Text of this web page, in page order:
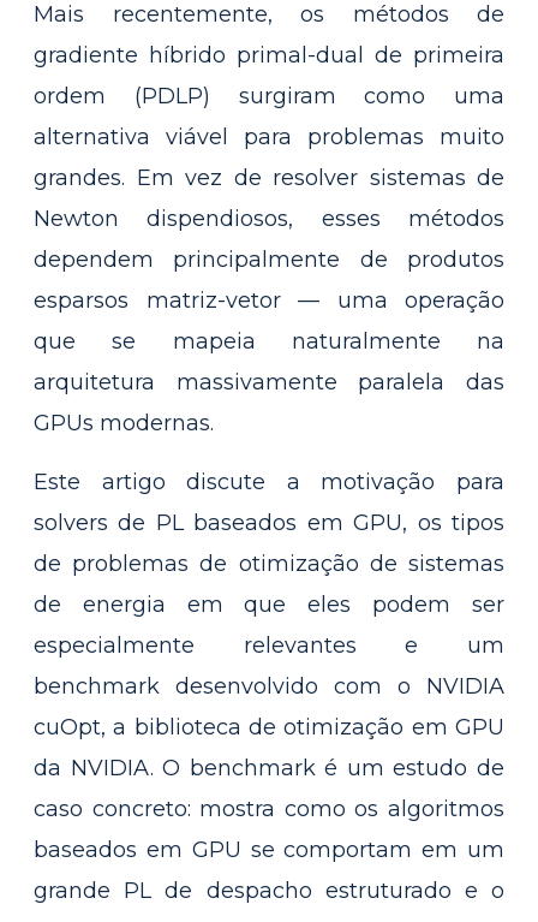
Mais recentemente, os métodos de
gradiente híbrido primal-dual de primeira
ordem (PDLP) surgiram como uma
alternativa viável para problemas muito
grandes. Em vez de resolver sistemas de
Newton dispendiosos, esses métodos
dependem principalmente de produtos
esparsos matriz-vetor — uma operação
que se mapeia naturalmente na
arquitetura massivamente paralela das
GPUs modernas.
Este artigo discute a motivação para
solvers de PL baseados em GPU, os tipos
de problemas de otimização de sistemas
de energia em que eles podem ser
especialmente relevantes e um
benchmark desenvolvido com o NVIDIA
cuOpt, a biblioteca de otimização em GPU
da NVIDIA. O benchmark é um estudo de
caso concreto: mostra como os algoritmos
baseados em GPU se comportam em um
grande PL de despacho estruturado e o